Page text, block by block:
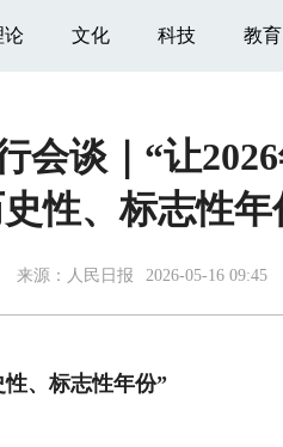
论 文化 科技 教育
会谈｜“让
性、标志性年
来源： 人民日报 2026-05-16 09:45
、标志性年份”